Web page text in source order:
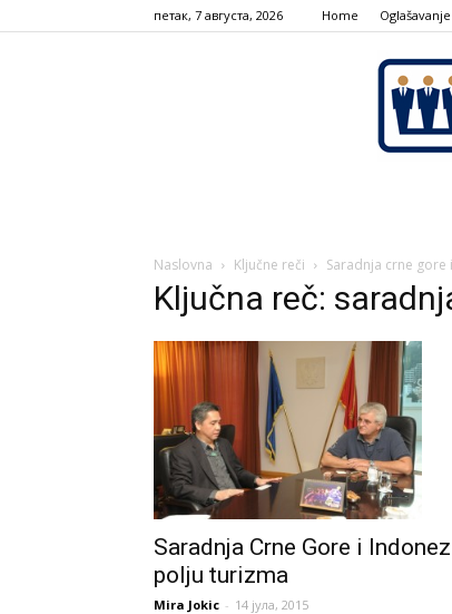
петак, 7 августа, 2026 Home Oglašavanje
Naslovna Ključne reči Saradnja crne gore
Ključna reč:
Saradnja Crne Gore i
polju turizma
Mira Jokic - 14 јула, 2015